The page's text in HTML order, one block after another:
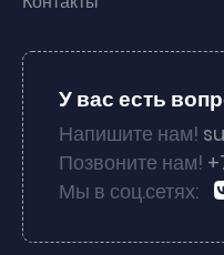
У вас есть
Напишите нам!
Позвоните нам!
Мы в соц.сетях: